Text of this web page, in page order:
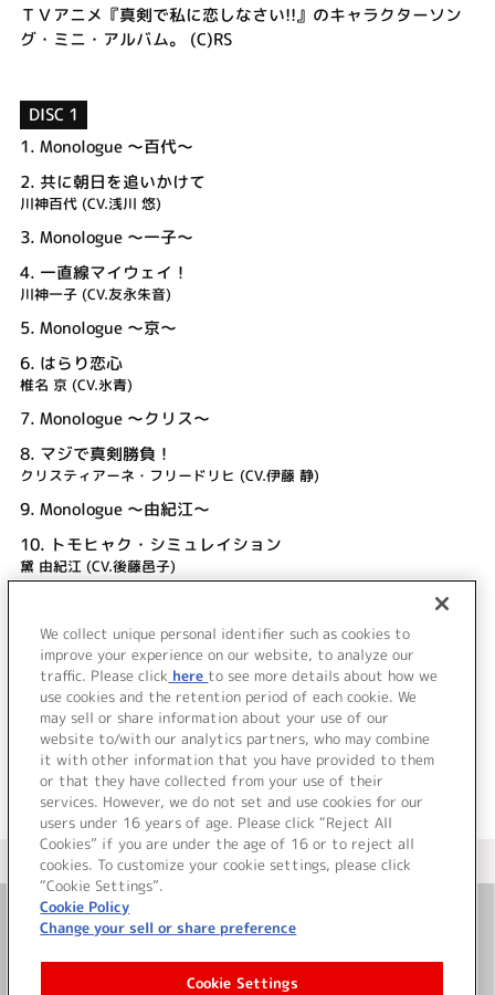
ＴＶアニメ『真剣で私に恋しなさい!!』のキャラクターソン
グ・ミニ・アルバム。 (C)RS
DISC 1
1. Monologue ～百代～
2. 共に朝日を追いかけて
川神百代 (CV.浅川 悠)
3. Monologue ～一子～
4. 一直線マイウェイ！
川神一子 (CV.友永朱音)
5. Monologue ～京～
6. はらり恋心
椎名 京 (CV.氷青)
7. Monologue ～クリス～
8. マジで真剣勝負！
クリスティアーネ・フリードリヒ (CV.伊藤 静)
9. Monologue ～由紀江～
10. トモヒャク・シミュレイション
黛 由紀江 (CV.後藤邑子)
12.I'm back
橘 天衣 (CV.河原木志穂)
＜ BACK
＜ カタログサイト トップページへ
お問い合わせ
サイト利用について
We collect unique personal identifier such as cookies to
improve your experience on our website, to analyze our
traffic. Please click here to see more details about how we
use cookies and the retention period of each cookie. We
may sell or share information about your use of our
website to/with our analytics partners, who may combine
it with other information that you have provided to them
or that they have collected from your use of their
services. However, we do not set and use cookies for our
users under 16 years of age. Please click “Reject All
Cookies” if you are under the age of 16 or to reject all
cookies. To customize your cookie settings, please click
“Cookie Settings”.
Cookie Policy
Change your sell or share preference
Cookie Settings